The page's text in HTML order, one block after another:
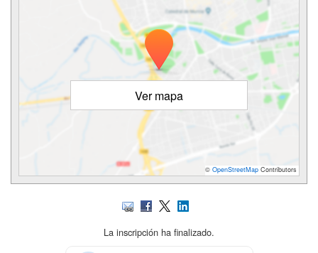
Ver mapa
© OpenStreetMap Contributors
La inscripción ha finalizado.